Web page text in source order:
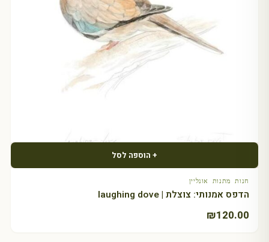
+ הוספה לסל
חנות מתנות אונליין
הדפס אמנותי: צוצלת | laughing dove
₪120.00